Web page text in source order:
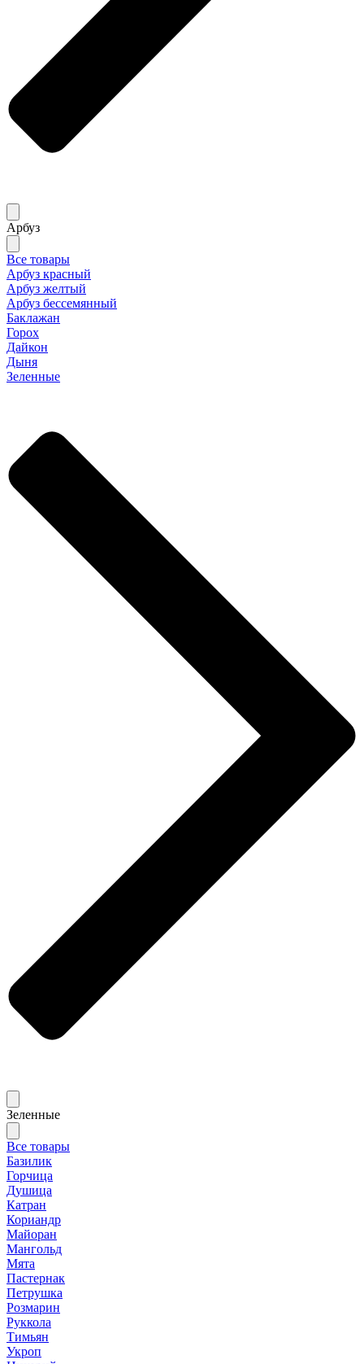
Арбуз
Все товары
Арбуз красный
Арбуз желтый
Арбуз бессемянный
Баклажан
Горох
Дайкон
Дыня
Зеленные
Зеленные
Все товары
Базилик
Горчица
Душица
Катран
Кориандр
Майоран
Мангольд
Мята
Пастернак
Петрушка
Розмарин
Руккола
Тимьян
Укроп